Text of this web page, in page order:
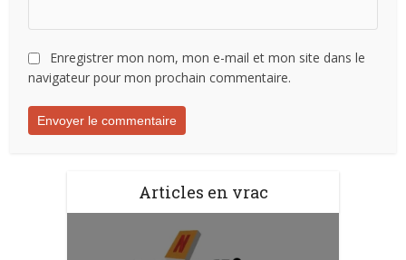
Enregistrer mon nom, mon e-mail et mon site dans le
navigateur pour mon prochain commentaire.
Articles en vrac